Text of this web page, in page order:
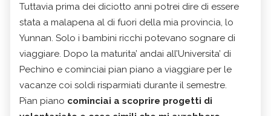
Tuttavia prima dei diciotto anni potrei dire di essere
stata a malapena al di fuori della mia provincia, lo
Yunnan. Solo i bambini ricchi potevano sognare di
viaggiare. Dopo la maturita’ andai all’Universita’ di
Pechino e cominciai pian piano a viaggiare per le
vacanze coi soldi risparmiati durante il semestre.
Pian piano cominciai a scoprire progetti di